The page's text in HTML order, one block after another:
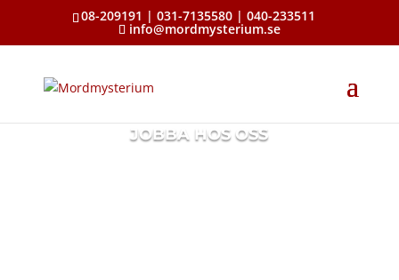
08-209191 | 031-7135580 | 040-233511
info@mordmysterium.se
JOBBA HOS OSS